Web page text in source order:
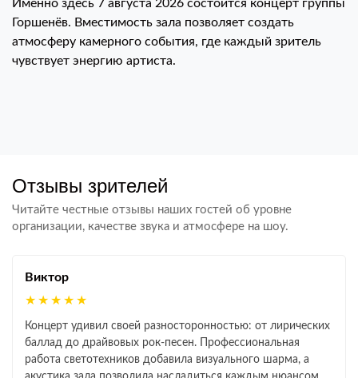
Именно здесь 7 августа 2026 состоится концерт группы
Горшенёв. Вместимость зала позволяет создать
атмосферу камерного события, где каждый зритель
чувствует энергию артиста.
Отзывы зрителей
Читайте честные отзывы наших гостей об уровне
организации, качестве звука и атмосфере на шоу.
Виктор
★★★★★
Концерт удивил своей разносторонностью: от лирических
баллад до драйвовых рок‑песен. Профессиональная
работа светотехников добавила визуального шарма, а